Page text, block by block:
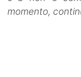
momento,